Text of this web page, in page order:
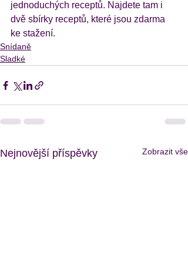
jednoduchých receptů. Najdete tam i
dvě sbírky receptů, které jsou zdarma
ke stažení.
Snídaně
Sladké
Nejnovější příspěvky Zobrazit vše